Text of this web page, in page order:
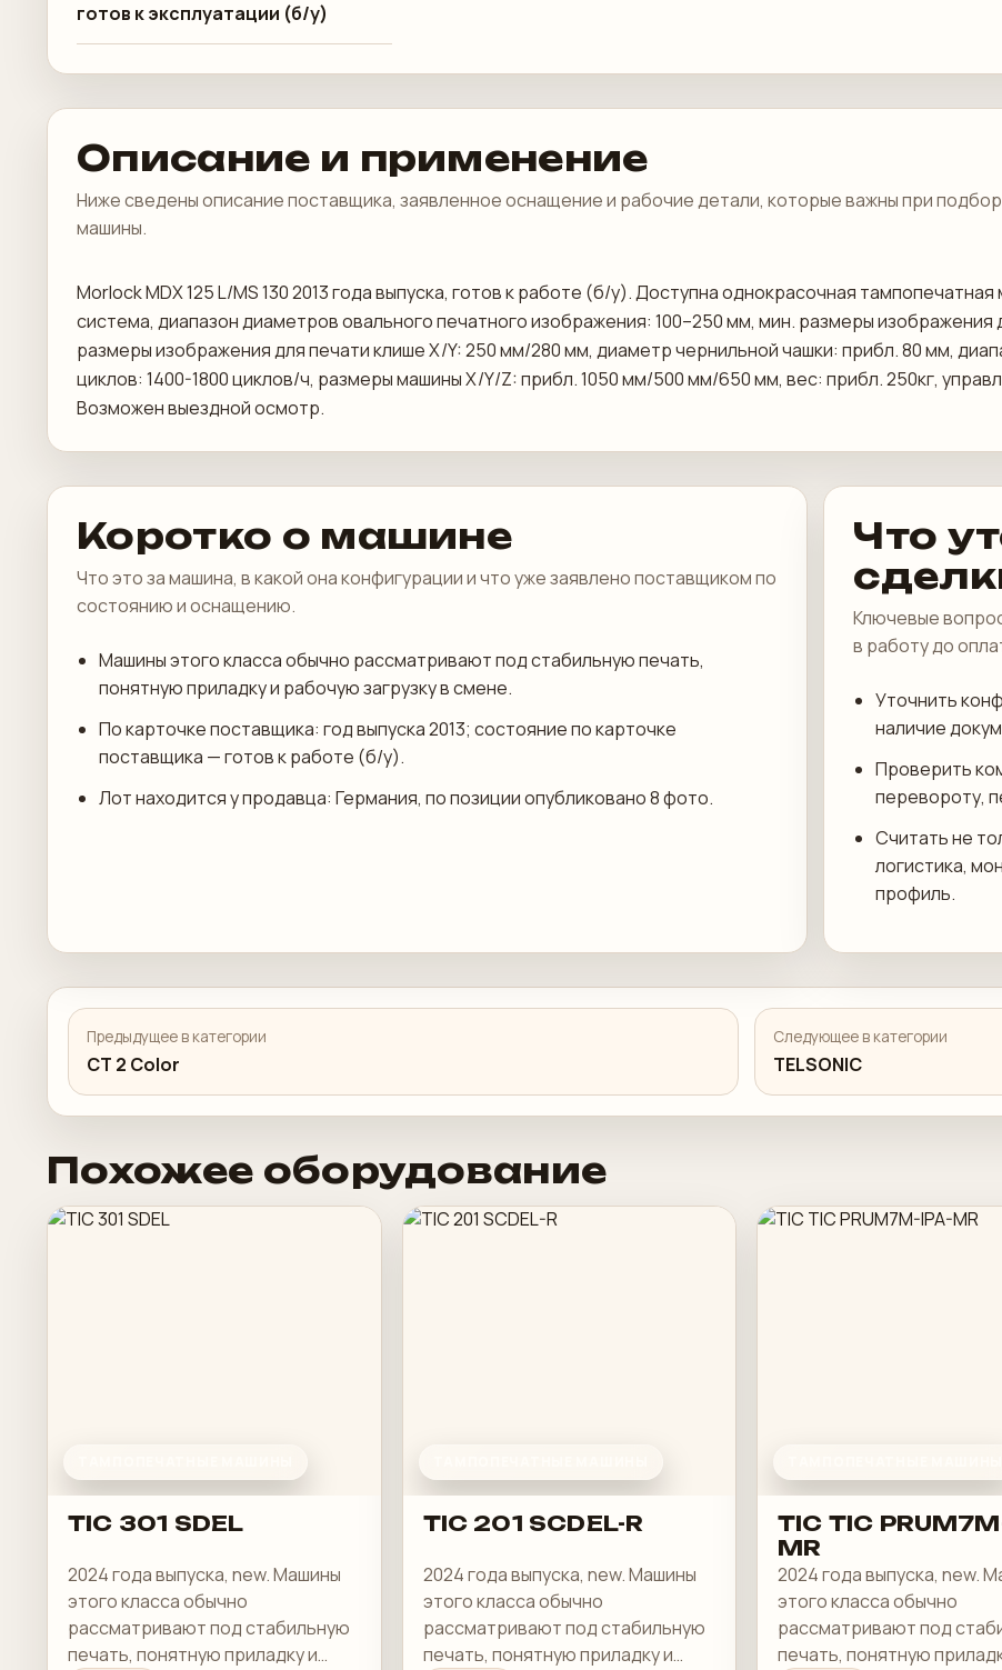
готов к эксплуатации (б/у)
Описание и применение
Ниже сведены описание поставщика, заявленное оснащение и рабочие детали, которые важны при
машины.
Morlock MDX 125 L/MS 130 2013 года выпуска, готов к работе (б/у). Доступна однокрасочная
система, диапазон диаметров овального печатного изображения: 100–250 мм, мин. размеры изображения
размеры изображения для печати клише X/Y: 250 мм/280 мм, диаметр чернильной чашки: прибл. 80 мм,
циклов: 1400-1800 циклов/ч, размеры машины X/Y/Z: прибл. 1050 мм/500 мм/650 мм, вес: прибл. 250кг,
Возможен выездной осмотр.
Коротко о машине
Что это за машина, в какой она конфигурации и что уже заявлено поставщиком по
состоянию и оснащению.
Машины этого класса обычно рассматривают под стабильную печать,
понятную приладку и рабочую загрузку в смене.
По карточке поставщика: год выпуска 2013; состояние по карточке
поставщика — готов к работе (б/у).
Лот находится у продавца: Германия, по позиции опубликовано 8 фото.
Что
Ключевые
в работу до
Уточнить
наличие
Проверить
перевороту,
Считать не
логистика,
профиль.
Предыдущее в категории
CT 2 Color
Следующее в категории
TELSONIC
Похожее оборудование
TIC 301 SDEL
2024 года выпуска, new. Машины
этого класса обычно
рассматривают под стабильную
печать, понятную приладку и
TIC 201 SCDEL-R
2024 года выпуска, new. Машины
этого класса обычно
рассматривают под стабильную
печать, понятную приладку и
TIC TIC
MR
2024 года выпуска, new.
этого класса обычно
рассматривают под
печать, понятную